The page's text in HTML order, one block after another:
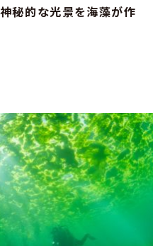
秘的な光景を海藻が作